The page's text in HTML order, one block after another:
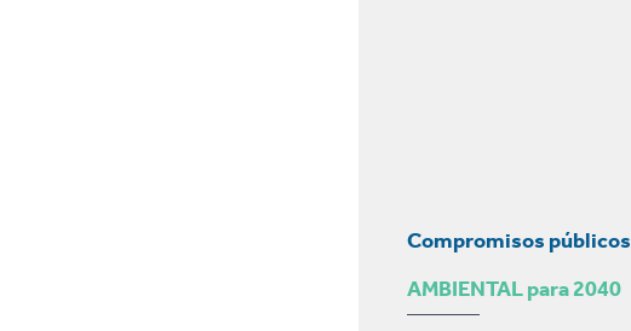
Compromisos públicos
AMBIENTAL para 2040